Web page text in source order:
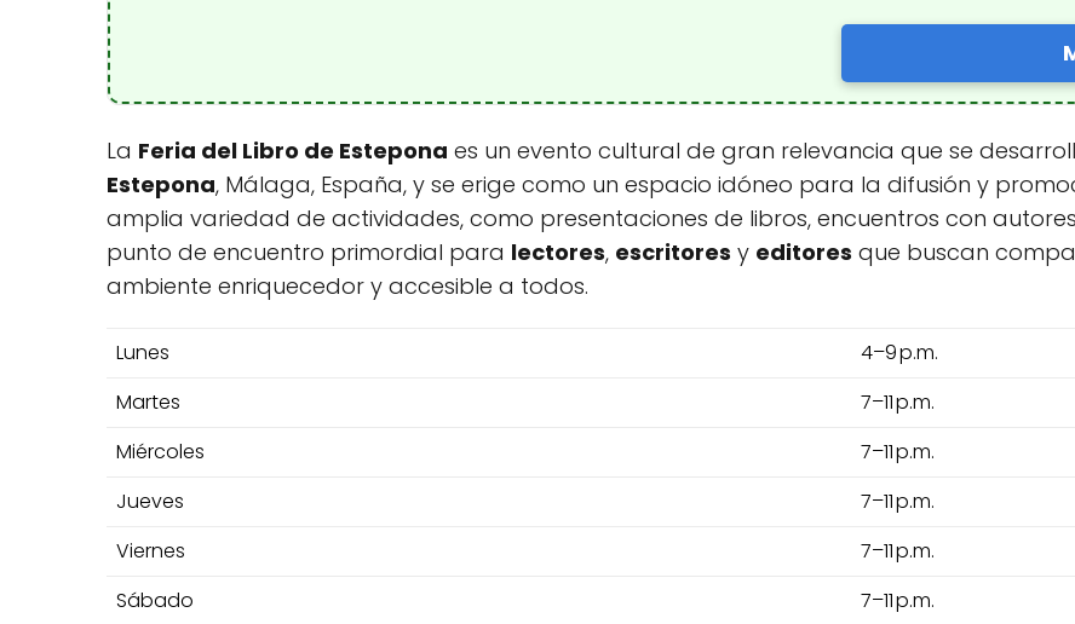
La Feria del Libro de Estepona es un evento cultural de gran relevancia que se
Estepona, Málaga, España, y se erige como un espacio idóneo para la difusión y
amplia variedad de actividades, como presentaciones de libros, encuentros con
punto de encuentro primordial para lectores, escritores y editores que buscan
ambiente enriquecedor y accesible a todos.
Lunes
4–9 p.m.
Martes
7–11 p.m.
Miércoles
7–11 p.m.
Jueves
7–11 p.m.
Viernes
7–11 p.m.
Sábado
7–11 p.m.